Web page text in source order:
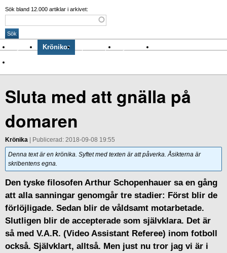
Sök bland 12.000 artiklar i arkivet:
Nyheter Krönikor Sport & spel Nyhetsbrev
Sluta med att gnälla på
domaren
Krönika | Publicerad: 2018-09-08 19:55
Denna text är en krönika. Syftet med texten är att påverka. Åsikterna är
skribentens egna.
Den tyske filosofen Arthur Schopenhauer sa en gång
att alla sanningar genomgår tre stadier: Först blir de
förlöjligade. Sedan blir de våldsamt motarbetade.
Slutligen blir de accepterade som självklara. Det är
så med V.A.R. (Video Assistant Referee) inom fotboll
också. Självklart, alltså. Men just nu tror jag vi är i